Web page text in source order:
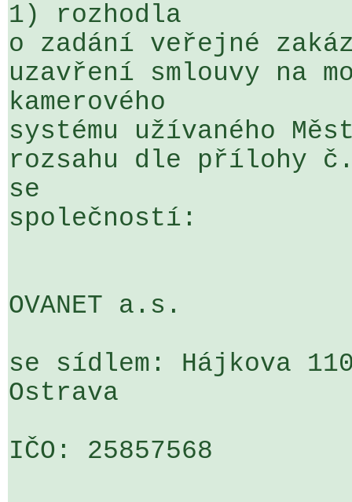
1) rozhodla
o zadání veřejné
uzavření smlouvy na
kamerového
systému užívaného
rozsahu dle přílohy
se
společností:
OVANET a.s.
se sídlem: Hájkova
Ostrava
IČO: 25857568